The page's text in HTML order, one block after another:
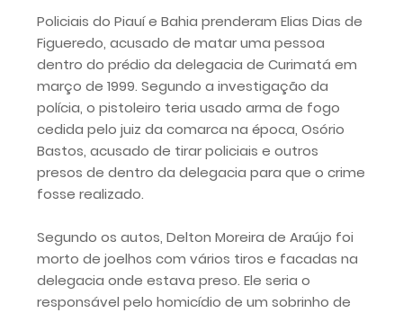
Policiais do Piauí e Bahia prenderam Elias Dias de
Figueredo, acusado de matar uma pessoa
dentro do prédio da delegacia de Curimatá em
março de 1999. Segundo a investigação da
polícia, o pistoleiro teria usado arma de fogo
cedida pelo juiz da comarca na época, Osório
Bastos, acusado de tirar policiais e outros
presos de dentro da delegacia para que o crime
fosse realizado.
Segundo os autos, Delton Moreira de Araújo foi
morto de joelhos com vários tiros e facadas na
delegacia onde estava preso. Ele seria o
responsável pelo homicídio de um sobrinho de